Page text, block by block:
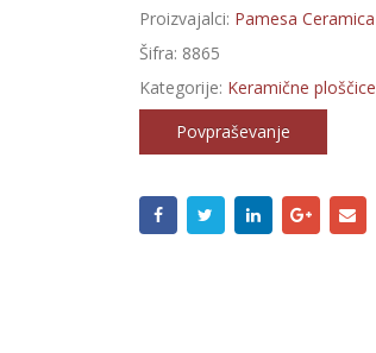
Proizvajalci: Pamesa Ceramica
Šifra: 8865
Kategorije: Keramične ploščice
Povpraševanje